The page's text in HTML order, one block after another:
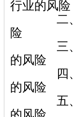
行业的风险
二、汇
险
三、宏
的风险
四、宏
的风险
五、区
的风险